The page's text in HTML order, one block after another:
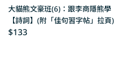
大貓熊文豪班(6)：跟李商隱熊學
【詩詞】(附「佳句習字帖」拉頁)
Regular
$133